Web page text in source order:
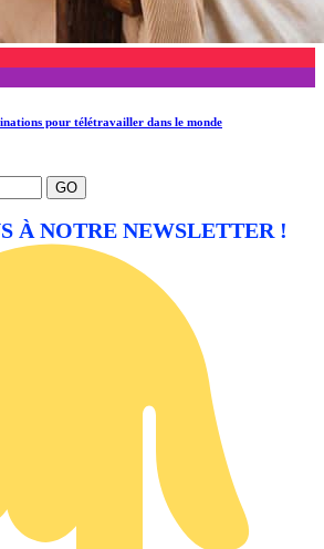
pour télétravailler dans le monde
GO
À NOTRE NEWSLETTER !